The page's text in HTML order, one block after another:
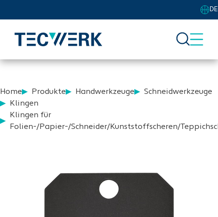
DE
Home Produkte Handwerkzeuge
Schneidwerkzeuge
Klingen
Klingen für
Folien-/Papier-/Schneider/Kunststoffscheren/